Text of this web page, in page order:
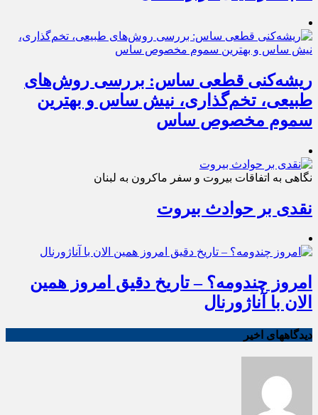
ریشه‌کنی قطعی ساس: بررسی روش‌های
طبیعی، تخم‌گذاری، نیش ساس و بهترین
سموم مخصوص ساس
نگاهی به اتفاقات بیروت و سفر ماکرون به لبنان
نقدی بر حوادث بیروت
امروز چندومه؟ – تاریخ دقیق امروز همین
الان با آناژورنال
دیدگاههای اخیر